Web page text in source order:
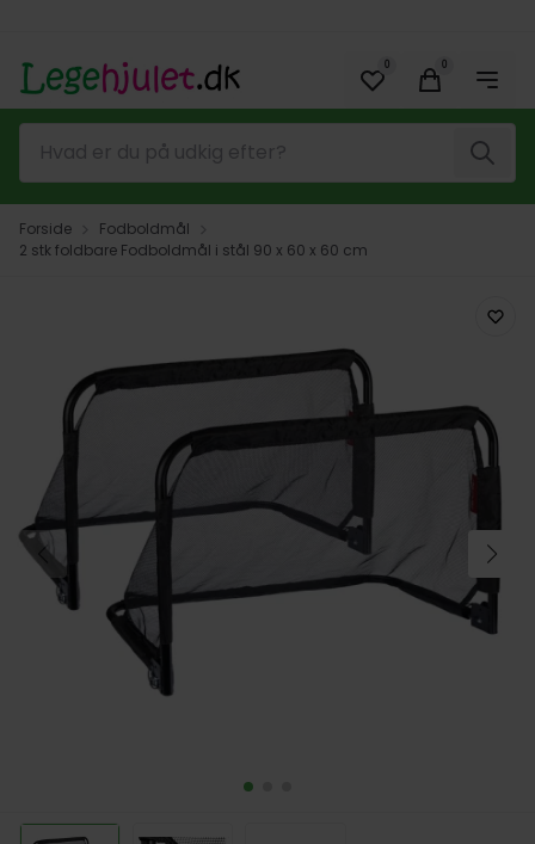
Søg
0 0
Forside
Fodboldmål
2 stk foldbare Fodboldmål i stål 90 x 60 x 60 cm